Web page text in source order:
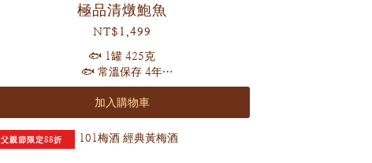
極品清燉鮑魚
NT$1,499
🐟 1罐 425克
🐟 常溫保存 4年
鮮嫩的湯汁慢火清燉
鎖住鮑魚原汁原味的鮮美 一口清鮮
盡享清燉鮑魚的極致風味 ✨
加入購物車
父親節限定88折